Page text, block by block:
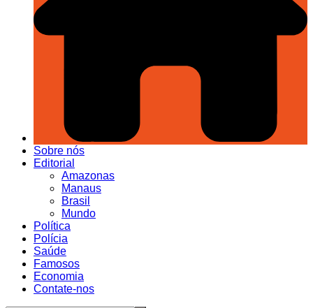
Sobre nós
Editorial
Amazonas
Manaus
Brasil
Mundo
Política
Polícia
Saúde
Famosos
Economia
Contate-nos